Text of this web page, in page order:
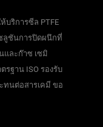
บริการซีล PTFE
ลูชันการปิดผนึกที่
และก๊าซ เซมิ
รฐาน ISO รองรับ
ทนต่อสารเคมี ขอ